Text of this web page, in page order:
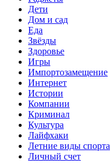
Дети
Дом и сад
Еда
Звёзды
Здоровье
Игры
Импортозамещение
Интернет
Истории
Компании
Криминал
Культура
Лайфхаки
Летние виды спорта
Личный счет